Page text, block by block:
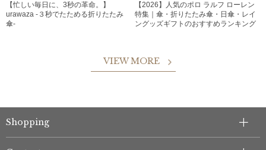
【忙しい毎日に、3秒の革命。】
urawaza -３秒でたためる折りたたみ
傘-
【2026】人気のポロ ラルフ ローレン
特集｜傘・折りたたみ傘・日傘・レイ
ングッズギフトのおすすめランキング
VIEW MORE
Shopping